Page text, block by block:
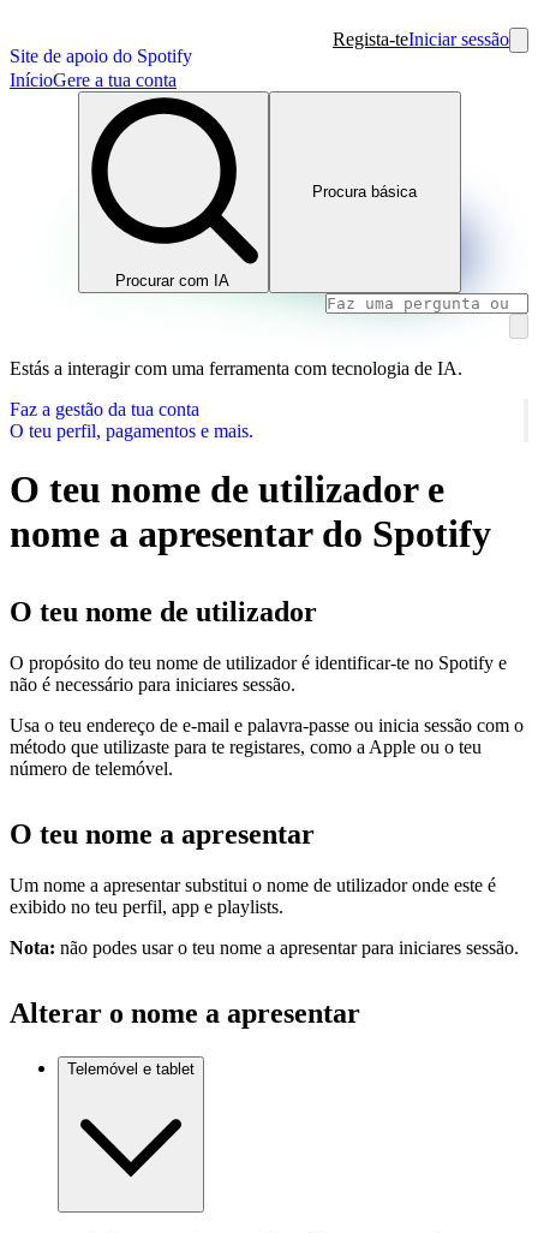
Site de apoio do Spotify
Regista-teIniciar sessão
InícioGere a tua conta
Procurar com IA
Procura básica
Estás a interagir com uma ferramenta com tecnologia de IA.
Faz a gestão da tua conta
O teu perfil, pagamentos e mais.
O teu nome de utilizador e
nome a apresentar do Spotify
O teu nome de utilizador
O propósito do teu nome de utilizador é identificar-te no Spotify e
não é necessário para iniciares sessão.
Usa o teu endereço de e-mail e palavra-passe ou inicia sessão com o
método que utilizaste para te registares, como a Apple ou o teu
número de telemóvel.
O teu nome a apresentar
Um nome a apresentar substitui o nome de utilizador onde este é
exibido no teu perfil, app e playlists.
Nota: não podes usar o teu nome a apresentar para iniciares sessão.
Alterar o nome a apresentar
Telemóvel e tablet